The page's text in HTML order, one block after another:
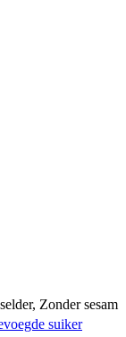
, Zonder sesam
suiker